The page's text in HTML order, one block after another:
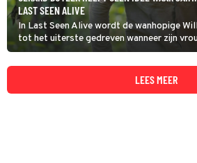
LAST SEEN ALIVE
In Last Seen Alive wordt de wanhopige
tot het uiterste gedreven wanneer zijn
LEES MEER